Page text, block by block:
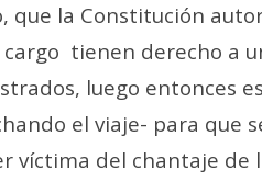
que la Constitución
tienen derecho a
luego entonces
el viaje- para que
víctima del chantaje de